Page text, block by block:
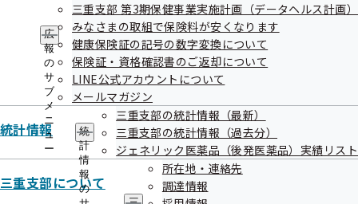
ュ
広
報
の
サ
ブ
メ
ニ
ュ
ー
三重支部 第3期保健事業実施計画（データヘルス計画）
みなさまの取組で保険料が安くなります
健康保険証の記号の数字変換について
保険証・資格確認書のご返却について
LINE公式アカウントについて
メールマガジン
統計情報
統
計
情
報
の
三重支部の統計情報（最新）
三重支部の統計情報（過去分）
ジェネリック医薬品（後発医薬品）実績リスト
三重支部について
所在地・連絡先
調達情報
令和6年度三重支部保険料率について
令和6年度三重支部事業計画（案）及び令和6年度支部
保険者機能強化予算（案）について
インセンティブ制度に係る令和4年度実績等について
議題については変更となる場合がございます。
傍聴方法